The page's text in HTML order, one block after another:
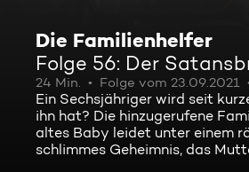
Die Familienhelfer
Folge 56: Der
24 Min. Folge vom 23.09.2021
Ein Sechsjähriger wird seit
ihn hat? Die hinzugerufene
altes Baby leidet unter einem
schlimmes Geheimnis, das